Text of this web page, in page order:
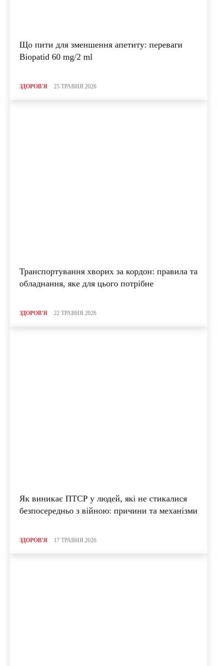
Що пити для зменшення апетиту: переваги
Biopatid 60 mg/2 ml
ЗДОРОВ'Я 25 ТРАВНЯ 2026
Транспортування хворих за кордон: правила та
обладнання, яке для цього потрібне
ЗДОРОВ'Я 22 ТРАВНЯ 2026
Як виникає ПТСР у людей, які не стикалися
безпосередньо з війною: причини та механізми
ЗДОРОВ'Я 17 ТРАВНЯ 2026